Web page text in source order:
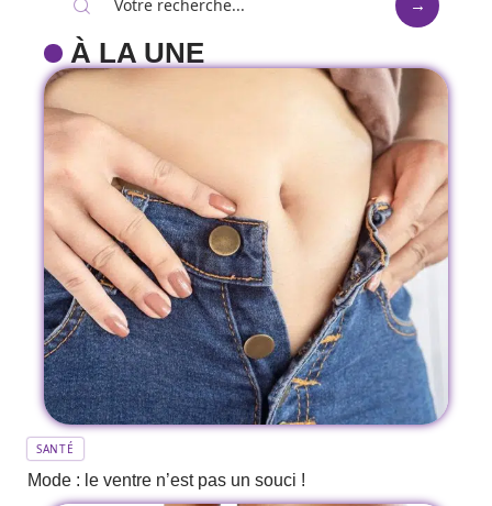
À LA UNE
SANTÉ
Mode : le ventre n’est pas un souci !